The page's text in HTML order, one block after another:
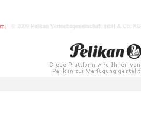
| © 2009 Pelikan Vertriebsgesellschaft mbH & Co. KG